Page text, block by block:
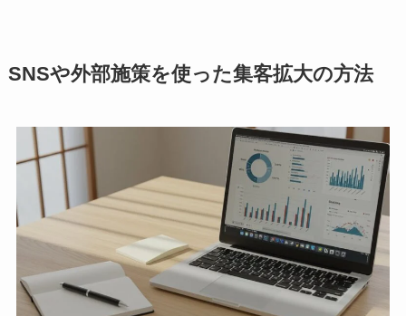
SNSや外部施策を使った集客拡大の方法